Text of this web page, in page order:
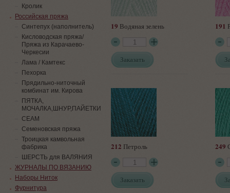
19 Водяная зелень
Заказать
191
212 Петроль
Заказать
249
Кролик
Российская пряжа
Синтепух (наполнитель)
Кисловодская пряжа/
Пряжа из Карачаево-
Черкесии
Лама / Камтекс
Пехорка
Прядильно-ниточный
комбинат им. Кирова
ПЯТКА,
МОЧАЛКА,ШНУР,ПАЙЕТКИ
СЕАМ
Семеновская пряжа
Троицкая камвольная
фабрика
ШЕРСТЬ для ВАЛЯНИЯ
ЖУРНАЛЫ ПО ВЯЗАНИЮ
Наборы Ниток
Фурнитура